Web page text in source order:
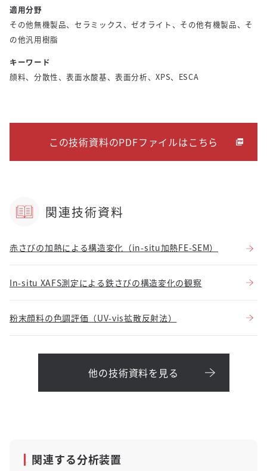
適用分野
その他無機製品、セラミックス、ゼオライト、その他有機製品、そ
の他汎用樹脂
キーワード
顔料、分散性、表面水酸基、表面分析、XPS、ESCA
この技術資料のPDFファイルはこちら
関連技術資料
赤さびの加熱による構造変化（in-situ加熱FE-SEM）
In-situ XAFS測定による鉄さびの構造変化の観察
粉末顔料の色調評価（UV-vis拡散反射法）
他の技術資料を見る
関連する分析装置